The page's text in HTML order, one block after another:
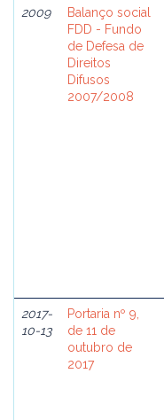
2009
Balanço social
FDD - Fundo
de Defesa de
Direitos
Difusos
2007/2008
2017-
10-13
Portaria nº 9,
de 11 de
outubro de
2017